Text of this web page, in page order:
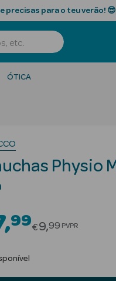
precisas para o teu verão! 😎
ÓTICA
Physio
99Price
€9 99 PVPR